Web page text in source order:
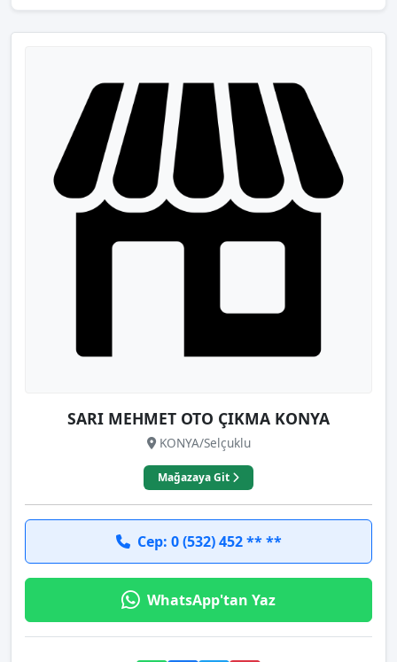
SARI MEHMET OTO ÇIKMA KONYA
KONYA/Selçuklu
Mağazaya Git
Cep: 0 (532) 452 ** **
WhatsApp'tan Yaz